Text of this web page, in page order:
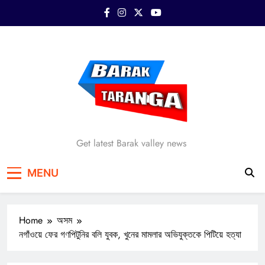
Barak Taranga
Get latest Barak valley news
MENU
Home
অসম
নগাঁওয়ে ফের গণপিটুনির বলি যুবক, খুনের মামলার অভিযুক্তকে পিটিয়ে হত্যা